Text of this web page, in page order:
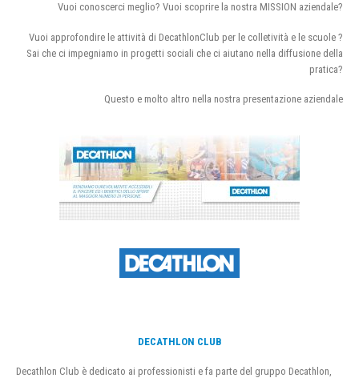
Vuoi conoscerci meglio? Vuoi scoprire la nostra MISSION aziendale?
Vuoi approfondire le attività di DecathlonClub per le colletività e le scuole ?
Sai che ci impegniamo in progetti sociali che ci aiutano nella diffusione della
pratica?
Questo e molto altro nella nostra presentazione aziendale
DECATHLON CLUB
Decathlon Club è dedicato ai professionisti e fa parte del gruppo Decathlon,